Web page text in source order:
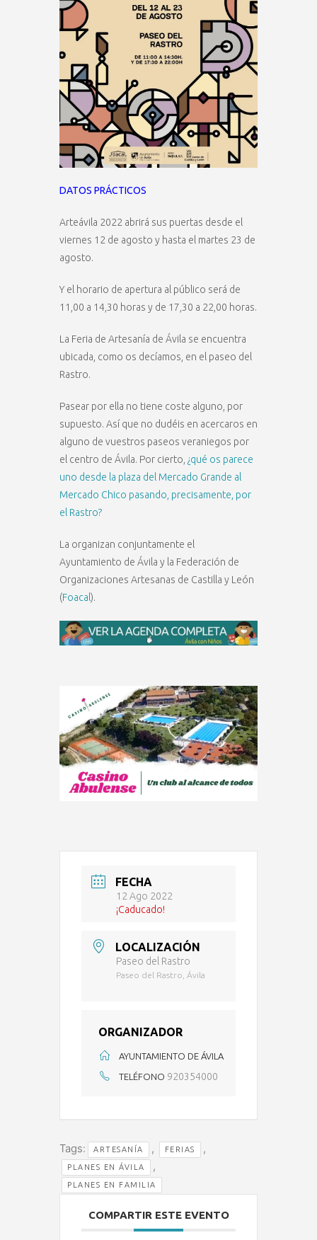
DATOS PRÁCTICOS
Arteávila 2022 abrirá sus puertas desde el
viernes 12 de agosto y hasta el martes 23 de
agosto.
Y el horario de apertura al público será de
11,00 a 14,30 horas y de 17,30 a 22,00 horas.
La Feria de Artesanía de Ávila se encuentra
ubicada, como os decíamos, en el paseo del
Rastro.
Pasear por ella no tiene coste alguno, por
supuesto. Así que no dudéis en acercaros en
alguno de vuestros paseos veraniegos por
el centro de Ávila. Por cierto, ¿qué os parece
uno desde la plaza del Mercado Grande al
Mercado Chico pasando, precisamente, por
el Rastro?
La organizan conjuntamente el
Ayuntamiento de Ávila y la Federación de
Organizaciones Artesanas de Castilla y León
(Foacal ).
FECHA
12 Ago 2022
¡Caducado!
LOCALIZACIÓN
Paseo del Rastro
Paseo del Rastro, Ávila
ORGANIZADOR
AYUNTAMIENTO DE ÁVILA
TELÉFONO 920354000
Tags: ARTESANÍA , FERIAS ,
PLANES EN ÁVILA ,
PLANES EN FAMILIA
COMPARTIR ESTE EVENTO